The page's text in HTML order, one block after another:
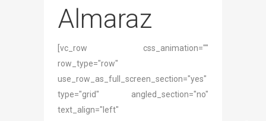
Almaraz
[vc_row css_animation=""
row_type="row"
use_row_as_full_screen_section="yes"
type="grid" angled_section="no"
text_align="left"